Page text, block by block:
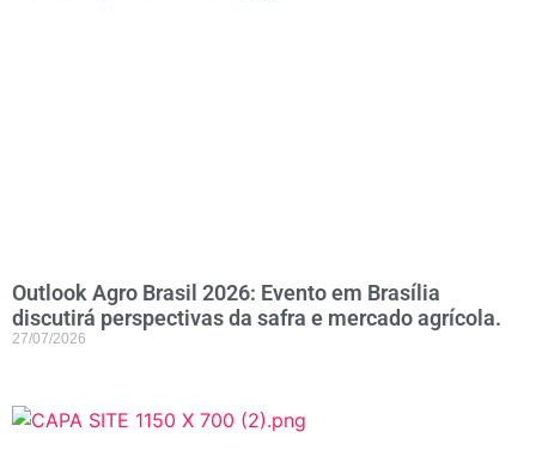
Outlook Agro Brasil 2026: Evento em Brasília
discutirá perspectivas da safra e mercado agrícola.
27/07/2026